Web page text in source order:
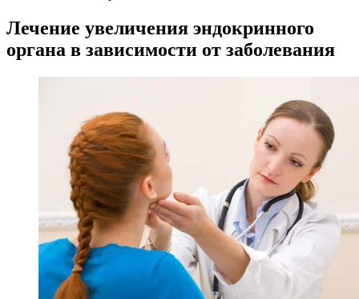
Лечение увеличения эндокринного
органа в зависимости от заболевания